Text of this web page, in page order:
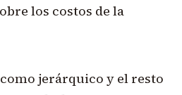
los costos de la
jerárquico y el resto